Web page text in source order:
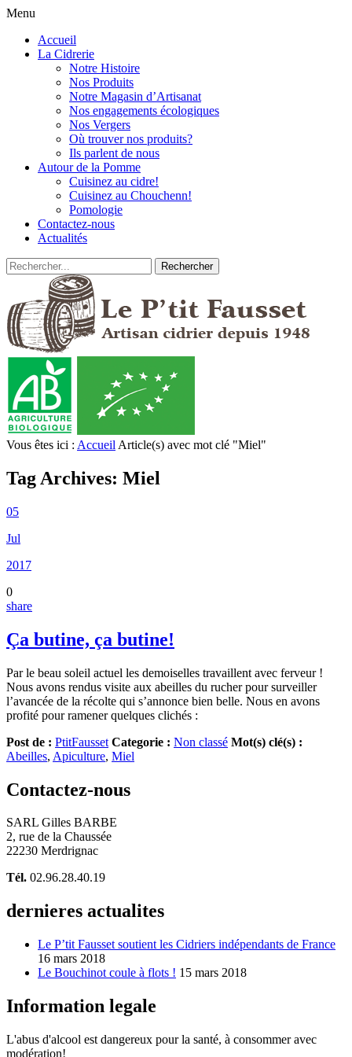
Menu
Accueil
La Cidrerie
Notre Histoire
Nos Produits
Notre Magasin d’Artisanat
Nos engagements écologiques
Nos Vergers
Où trouver nos produits?
Ils parlent de nous
Autour de la Pomme
Cuisinez au cidre!
Cuisinez au Chouchenn!
Pomologie
Contactez-nous
Actualités
Vous êtes ici : Accueil Article(s) avec mot clé "Miel"
Tag Archives: Miel
05
Jul
2017
0
share
Ça butine, ça butine!
Par le beau soleil actuel les demoiselles travaillent avec ferveur !
Nous avons rendus visite aux abeilles du rucher pour surveiller
l’avancée de la récolte qui s’annonce bien belle. Nous en avons
profité pour ramener quelques clichés :
Post de : PtitFausset Categorie : Non classé Mot(s) clé(s) :
Abeilles, Apiculture, Miel
Contactez-nous
SARL Gilles BARBE
2, rue de la Chaussée
22230 Merdrignac
Tél. 02.96.28.40.19
dernieres actualites
Le P’tit Fausset soutient les Cidriers indépendants de France
16 mars 2018
Le Bouchinot coule à flots ! 15 mars 2018
Information legale
L'abus d'alcool est dangereux pour la santé, à consommer avec
modération!